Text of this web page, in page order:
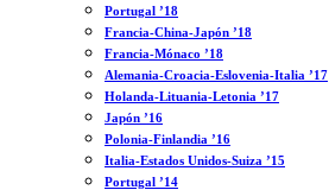
Portugal ’18
Francia-China-Japón ’18
Francia-Mónaco ’18
Alemania-Croacia-Eslovenia-Italia ’17
Holanda-Lituania-Letonia ’17
Japón ’16
Polonia-Finlandia ’16
Italia-Estados Unidos-Suiza ’15
Portugal ’14